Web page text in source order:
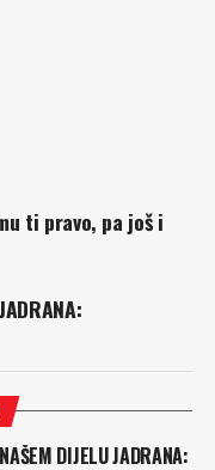
ti pravo, pa još i
DIJELU JADRANA: